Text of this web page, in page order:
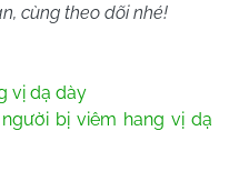
cùng theo dõi nhé!
vị dạ dày
bị viêm hang vị dạ